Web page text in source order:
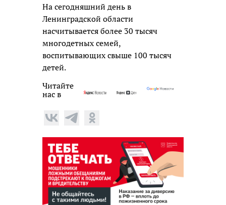
На сегодняшний день в
Ленинградской области
насчитывается более 30 тысяч
многодетных семей,
воспитывающих свыше 100 тысяч
детей.
Читайте
нас в